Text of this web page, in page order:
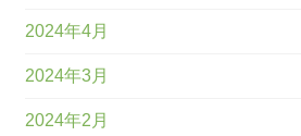
2024年4月
2024年3月
2024年2月